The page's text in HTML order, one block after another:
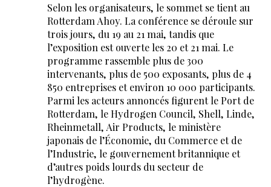
Selon les organisateurs, le sommet se tient au
Rotterdam Ahoy. La conférence se déroule sur
trois jours, du 19 au 21 mai, tandis que
l’exposition est ouverte les 20 et 21 mai. Le
programme rassemble plus de 300
intervenants, plus de 500 exposants, plus de 4
850 entreprises et environ 10 000 participants.
Parmi les acteurs annoncés figurent le Port de
Rotterdam, le Hydrogen Council, Shell, Linde,
Rheinmetall, Air Products, le ministère
japonais de l’Économie, du Commerce et de
l’Industrie, le gouvernement britannique et
d’autres poids lourds du secteur de
l’hydrogène.